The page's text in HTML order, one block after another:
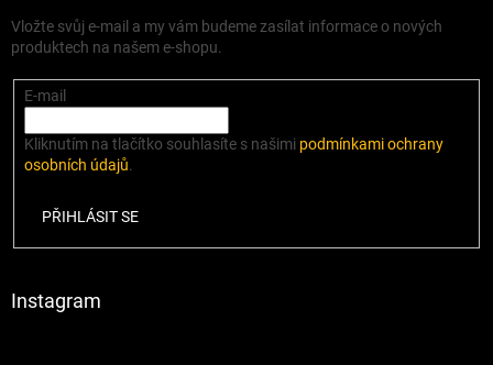
Vložte svůj e-mail a my vám budeme zasílat informace o nových
produktech na našem e-shopu.
E-mail
Kliknutím na tlačítko souhlasíte s našimi podmínkami ochrany
osobních údajů.
PŘIHLÁSIT SE
Instagram